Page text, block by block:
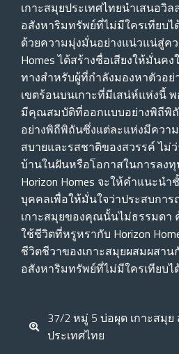
เกาะสมุยประเทศไทยนําเสนอวิ
อสังหาริมทรัพย์ที่ไม่มีใครเทียบไ
ด้วยความมุ่งมั่นอย่างแน่วแน่สู่คว
Homes ได้สร้างชื่อเสียงให้มั่นค
ทางสําหรับผู้ที่กําลังมองหาตัวอ
เขตร้อนบนเกาะที่มีเสน่ห์แห่งนี้
มีคุณสมบัติที่ออกแบบอย่างพิถีพิ
อย่างพิถีพิถันซึ่งแต่ละแห่งมีควา
สบายและรสชาติของสวรรค์ ไม่
บ้านในฝันหรือโอกาสในการลง
Horizon Homes จะให้คําแนะนํ
บุคคลเพื่อให้มั่นใจว่าประสบกา
เกาะสมุยของคุณนั้นไม่ธรรมดา
ใช้ชีวิตที่หรูหรากับ Horizon
ชีวิตชีวาของเกาะสมุยผสมผสา
อสังหาริมทรัพย์ที่ไม่มีใครเทียบไ
37/2 หมู่ 5 บ่อผุด เกาะสมุ
ประเทศไทย